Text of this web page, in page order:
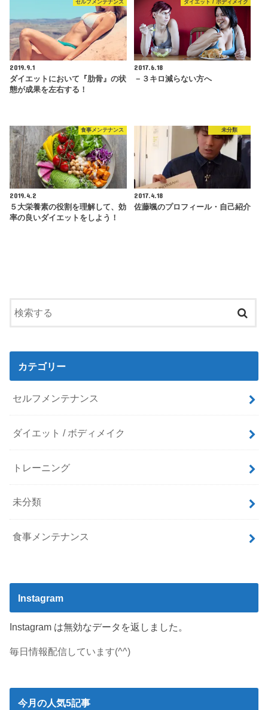
セルフメンテナンス
2019.9.1
ダイエットにおいて『肋骨』の状
態が成果を左右する！
ダイエット / ボディメイク
2017.6.18
－３キロ減らない方へ
食事メンテナンス
2019.4.2
５大栄養素の役割を理解して、効
率の良いダイエットをしよう！
未分類
2017.4.18
佐藤颯のプロフィール・自己紹介
カテゴリー
セルフメンテナンス
ダイエット / ボディメイク
トレーニング
未分類
食事メンテナンス
Instagram
Instagram は無効なデータを返しました。
毎日情報配信しています(^^)
今月の人気5記事